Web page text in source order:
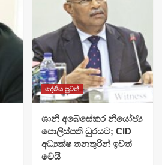
දේශීය පුවත්
ශානි අබේසේකර නියෝජ්‍ය
පොලිස්පති ධුරයට; CID
අධ්‍යක්ෂ තනතුරින් ඉවත්
වෙයි